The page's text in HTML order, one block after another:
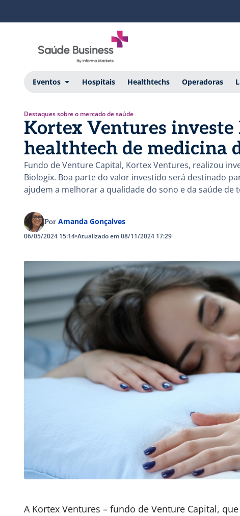
Eventos Hospitais Healthtechs Operadoras
Destaques sobre o mercado de saúde
Kortex Ventures investe
healthtech de medicina
Fundo de Venture Capital, Kortex Ventures, realizou
Biologix. Boa parte do valor investido será destinado
ajudem a melhorar a qualidade do sono e da saúde de
Por Amanda Gonçalves
06/05/2024 15:14•Atualizado em 08/11/2024 17:29
A Kortex Ventures – fundo de Venture Capital,